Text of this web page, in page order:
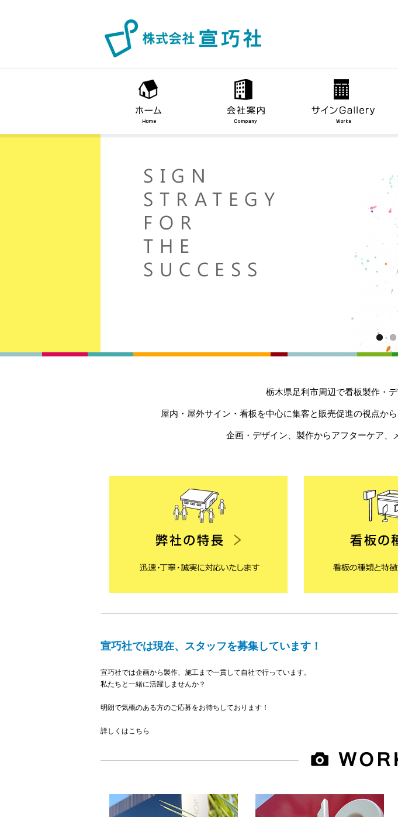
栃木県足利市周辺で看板製作・
屋内・屋外サイン・看板を中心に集客と販売促進の視点か
企画・デザイン、製作からアフターケア、
宣巧社では現在、スタッフを募集しています！
宣巧社では企画から製作、施工まで一貫して自社で行っています。
私たちと一緒に活躍しませんか？
明朗で気概のある方のご応募をお待ちしております！
詳しくはこちら